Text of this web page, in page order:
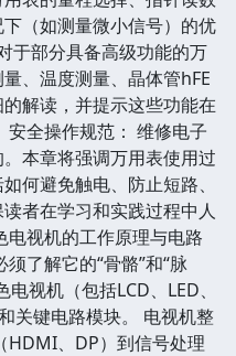
（如测量微小信号）的优
于部分具备高级功能的万
、温度测量、晶体管hFE
解读，并提示这些功能在
安全操作规范： 维修电子
本章将强调万用表使用过
何避免触电、防止短路、
者在学习和实践过程中人
视机的工作原理与电路
了解它的“骨骼”和“脉
视机（包括LCD、LED、
关键电路模块。 电视机整
HDMI、DP）到信号处理